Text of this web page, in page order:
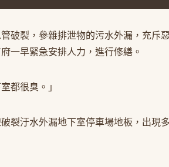
破裂，參雜排泄物的污水外漏，充斥
一早緊急安排人力，進行修繕。
都很臭。」
裂汙水外漏地下室停車場地板，出現